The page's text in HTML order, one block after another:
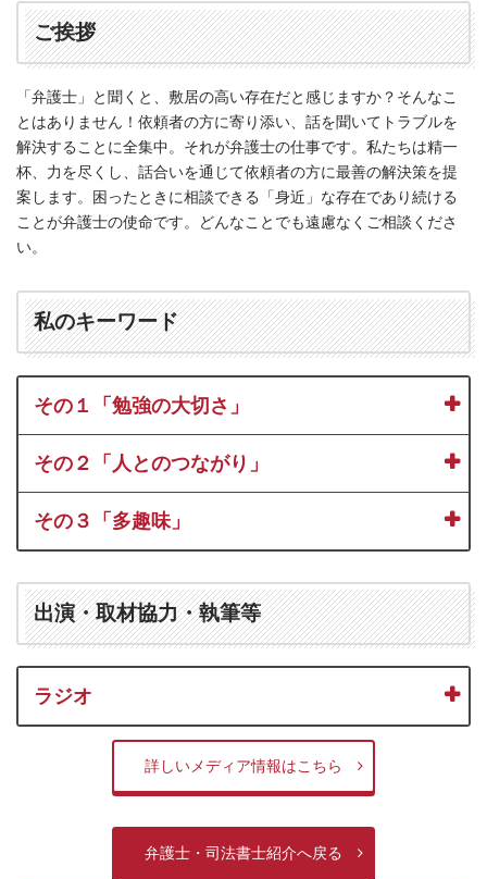
律
事
務
所
ご挨拶
「弁護士」と聞くと、敷居の高い存在だと感じますか？そんなこ
とはありません！依頼者の方に寄り添い、話を聞いてトラブルを
解決することに全集中。それが弁護士の仕事です。私たちは精一
杯、力を尽くし、話合いを通じて依頼者の方に最善の解決策を提
案します。困ったときに相談できる「身近」な存在であり続ける
ことが弁護士の使命です。どんなことでも遠慮なくご相談くださ
い。
私のキーワード
その１「勉強の大切さ」
その２「人とのつながり」
その３「多趣味」
出演・取材協力・執筆等
ラジオ
詳しいメディア情報はこちら
弁護士・司法書士紹介へ戻る